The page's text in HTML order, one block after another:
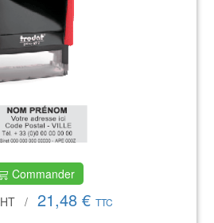
Commander
HT / 21,48 € TTC